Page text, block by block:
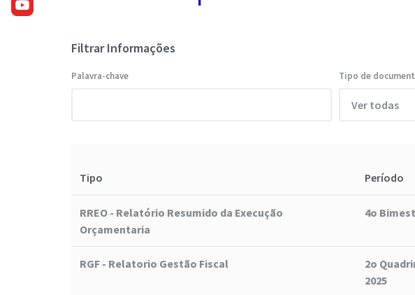
Filtrar Informações
Palavra-chave Tipo de
Tipo Período
RREO - Relatório Resumido da Execução
Orçamentaria
4o
RGF - Relatorio Gestão Fiscal
2o
2025